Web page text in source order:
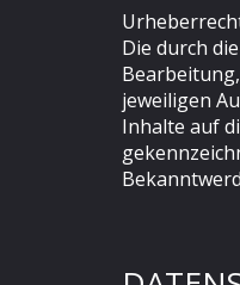
Die durch
jeweiligen
Inhalte auf